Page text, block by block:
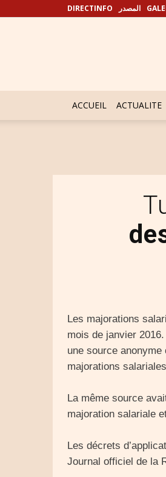
DIRECTINFO المصدر
ACCUEIL ACTUALITE
Les majorations
mois de janvier
une source anonyme
majorations
La même source
majoration salariale
Les décrets
Journal officiel de la